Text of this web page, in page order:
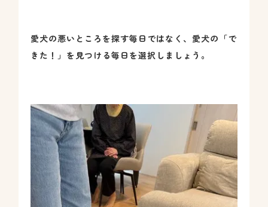
愛犬の悪いところを探す毎日ではなく、愛犬の「で
きた！」を見つける毎日を選択しましょう。